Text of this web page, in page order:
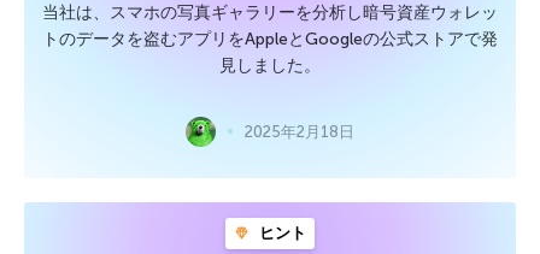
当社は、スマホの写真ギャラリーを分析し暗号資産ウォレッ
トのデータを盗むアプリをAppleとGoogleの公式ストアで発
見しました。
2025年2月18日
ヒント